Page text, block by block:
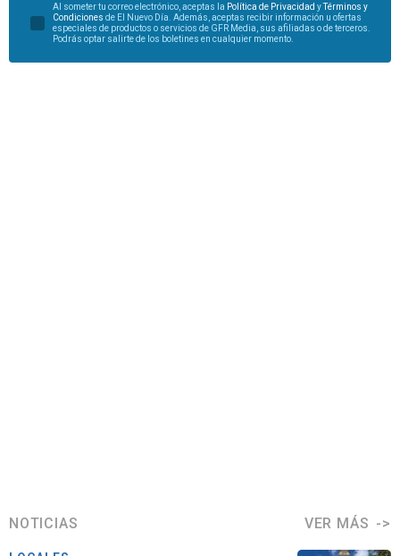
Al someter tu correo electrónico, aceptas la Política de Privacidad yTérminos y
Condiciones de El Nuevo Día. Además, aceptas recibir información u ofertas
especiales de productos o servicios de GFR Media, sus afiliadas o de terceros.
Podrás optar salirte de los boletines en cualquier momento.
NOTICIAS VER MÁS